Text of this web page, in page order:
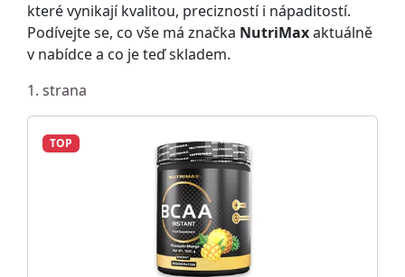
které vynikají kvalitou, precizností i nápaditostí.
Podívejte se, co vše má značka NutriMaxaktuálně
v nabídce a co je teď skladem.
1. strana
TOP